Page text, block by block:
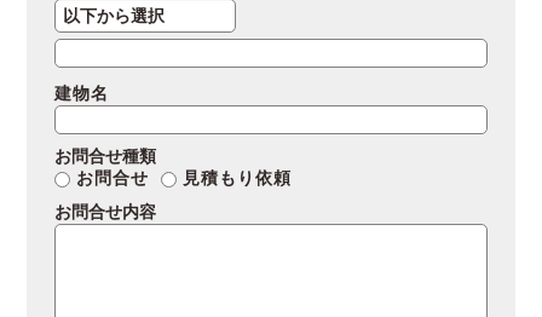
建物名
お問合せ種類
お問合せ
見積もり依頼
お問合せ内容